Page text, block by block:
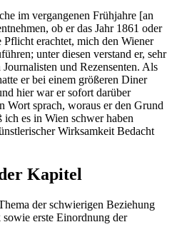
im vergangenen Frühjahre [an
ob er das Jahr 1861 oder
Pflicht erachtet, mich den Wiener
unter diesen verstand er, sehr
und Rezensenten. Als
er bei einem größeren Diner
hier war er sofort darüber
Wort sprach, woraus er den Grund
ich es in Wien schwer haben
Wirksamkeit Bedacht
Kapitel
der schwierigen Beziehung
erste Einordnung der